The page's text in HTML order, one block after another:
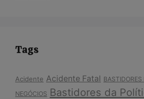
Tags
Acidente Acidente Fatal
NEGÓCIOS Bastidores da